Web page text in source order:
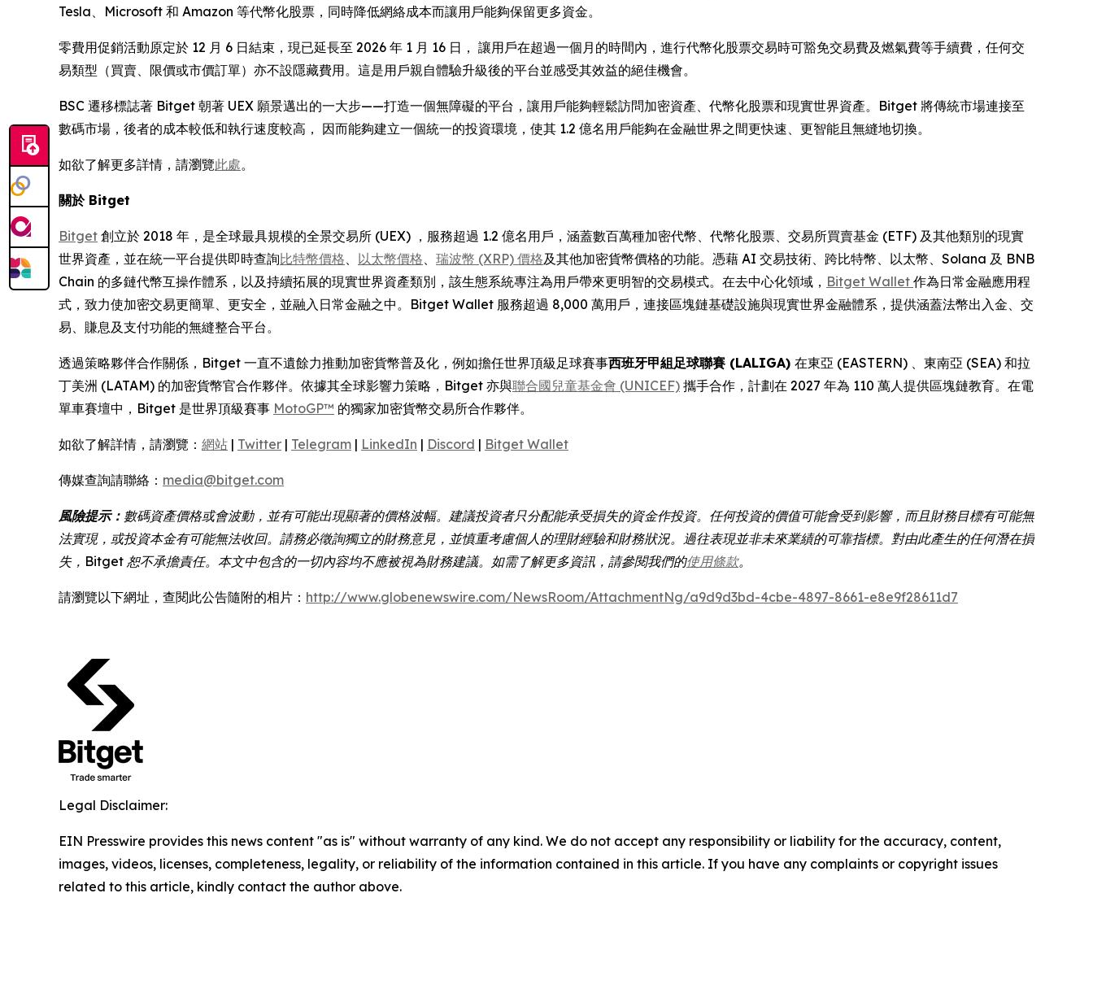
Tesla、Microsoft 和 Amazon 等代幣化股票，同時降低網絡成本而讓用戶能夠保留更多資金。
零費用促銷活動原定於 12 月 6 日結束，現已延長至 2026 年 1 月 16 日， 讓用戶在超過一個月的時間內，進行代幣化股票交易時可豁免交易費及燃氣費等手續費，任何交
易類型（買賣、限價或市價訂單）亦不設隱藏費用。這是用戶親自體驗升級後的平台並感受其效益的絕佳機會。
BSC 遷移標誌著 Bitget 朝著 UEX 願景邁出的一大步——打造一個無障礙的平台，讓用戶能夠輕鬆訪問加密資產、代幣化股票和現實世界資產。Bitget 將傳統市場連接至
數碼市場，後者的成本較低和執行速度較高， 因而能夠建立一個統一的投資環境，使其 1.2 億名用戶能夠在金融世界之間更快速、更智能且無縫地切換。
如欲了解更多詳情，請瀏覽此處。
關於 Bitget
Bitget 創立於 2018 年，是全球最具規模的全景交易所 (UEX) ，服務超過 1.2 億名用戶，涵蓋數百萬種加密代幣、代幣化股票、交易所買賣基金 (ETF) 及其他類別的現實
世界資產，並在統一平台提供即時查詢比特幣價格 以太幣價格 瑞波幣 (XRP) 價格及其他加密貨幣價格的功能。憑藉 AI 交易技術、跨比特幣、以太幣、Solana 及 BNB
Chain 的多鏈代幣互操作體系，以及持續拓展的現實世界資產類別，該生態系統專注為用戶帶來更明智的交易模式。在去中心化領域， Bitget Wallet 作為日常金融應用程
式，致力使加密交易更簡單、更安全，並融入日常金融之中。Bitget Wallet 服務超過 8,000 萬用戶，連接區塊鏈基礎設施與現實世界金融體系，提供涵蓋法幣出入金、交
易、賺息及支付功能的無縫整合平台。
透過策略夥伴合作關係，Bitget 一直不遺餘力推動加密貨幣普及化，例如擔任世界頂級足球賽事西班牙甲組足球聯賽 (LALIGA) 在東亞 (EASTERN) 、東南亞 (SEA) 和拉
丁美洲 (LATAM) 的加密貨幣官合作夥伴。依據其全球影響力策略，Bitget 亦與聯合國兒童基金會 (UNICEF) 攜手合作，計劃在 2027 年為 110 萬人提供區塊鏈教育。在電
單車賽壇中，Bitget 是世界頂級賽事 MotoGP™ 的獨家加密貨幣交易所合作夥伴。
如欲了解詳情，請瀏覽： 網站 | Twitter | Telegram | LinkedIn | Discord | Bitget Wallet
傳媒查詢請聯絡： media@bitget.com
風險提示： 數碼資產價格或會波動，並有可能出現顯著的價格波幅。建議投資者只分配能承受損失的資金作投資。任何投資的價值可能會受到影響，而且財務目標有可能無
法實現，或投資本金有可能無法收回。請務必徵詢獨立的財務意見，並慎重考慮個人的理財經驗和財務狀況。過往表現並非未來業績的可靠指標。對由此產生的任何潛在損
失，Bitget 恕不承擔責任。本文中包含的一切內容均不應被視為財務建議。如需了解更多資訊，請參閱我們的使用條款。
請瀏覽以下網址，查閱此公告隨附的相片： http://www.globenewswire.com/NewsRoom/AttachmentNg/a9d9d3bd-4cbe-4897-8661-e8e9f28611d7
Legal Disclaimer:
EIN Presswire provides this news content "as is" without warranty of any kind. We do not accept any responsibility or liability for the accuracy, content,
images, videos, licenses, completeness, legality, or reliability of the information contained in this article. If you have any complaints or copyright issues
related to this article, kindly contact the author above.